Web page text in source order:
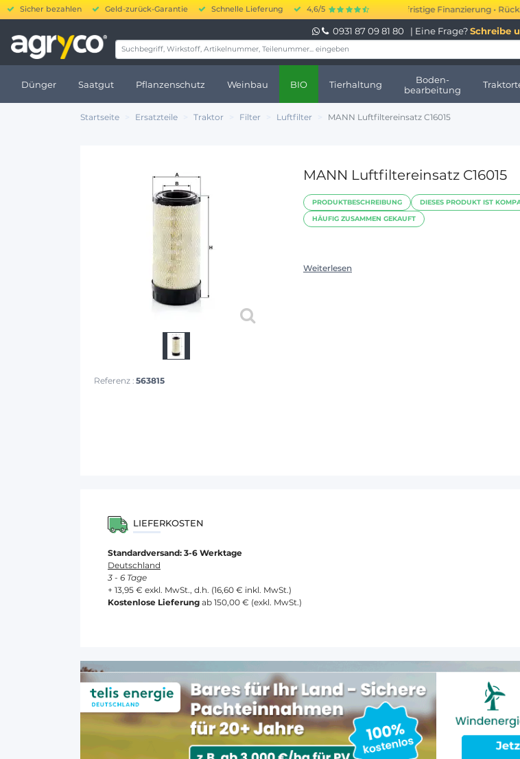
Sicher bezahlen Geld-zurück-Garantie Schnelle Lieferung 4,6/5
20.000 bis 250.000 € kurzfristige Finanzierung •
0931 87 09 81 80 | Eine Frage? Schreibe
Dünger Saatgut Pflanzenschutz Weinbau BIO Tierhaltung
Boden-
bearbeitung
Startseite Ersatzteile Traktor Filter Luftfilter MANN Luftfiltereinsatz C16015
Referenz : 563815
MANN Luftfiltereinsatz C16015
PRODUKTBESCHREIBUNG DIESES PRODUKT IST
HÄUFIG ZUSAMMEN GEKAUFT
Weiterlesen
LIEFERKOSTEN
Standardversand: 3-6 Werktage
Deutschland
3 - 6 Tage
+ 13,95 € exkl. MwSt., d.h. (16,60 € inkl. MwSt.)
Kostenlose Lieferung ab 150,00 € (exkl. MwSt.)